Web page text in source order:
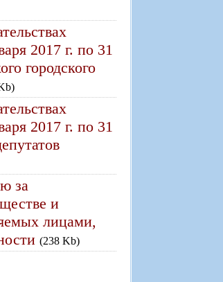
2017 г. по 31
городского
2017 г. по 31
за
и
лицами,
(238 Kb)